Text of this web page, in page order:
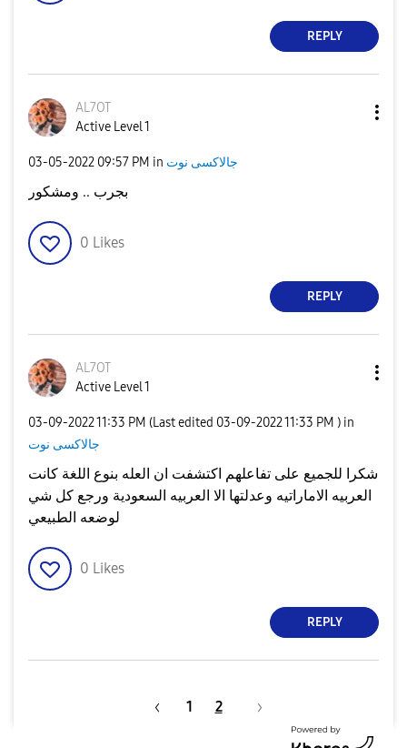
REPLY
AL7OT
Active Level 1
‎03-05-2022 09:57 PM in جالاكسى نوت
بجرب .. ومشكور
0 Likes
REPLY
AL7OT
Active Level 1
‎03-09-202211:33 PM (Last edited ‎03-09-202211:33 PM ) in
جالاكسى نوت
شكرا للجميع على تفاعلهم اكتشفت ان العله بنوع اللغة كانت
العربيه الاماراتيه وعدلتها الا العربيه السعودية ورجع كل شي
لوضعه الطبيعي
0 Likes
REPLY
1 2